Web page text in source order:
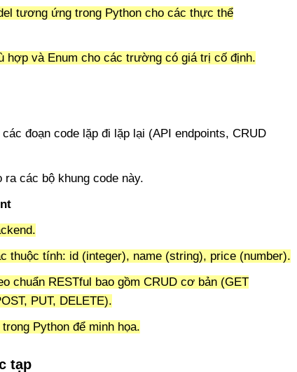
tương ứng trong Python cho các thực thể
hợp và Enum cho các trường có giá trị cố định.
các đoạn code lặp đi lặp lại (API endpoints, CRUD
các bộ khung code này.
thuộc tính: id (integer), name (string), price (number).
chuẩn RESTful bao gồm CRUD cơ bản (GET
PUT, DELETE).
Python để minh họa.
tạp